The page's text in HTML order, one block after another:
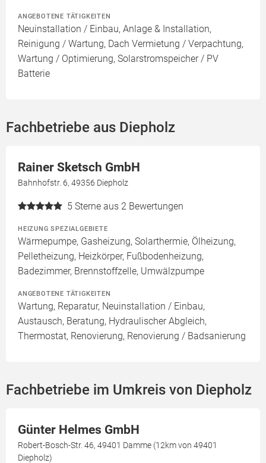
ANGEBOTENE TÄTIGKEITEN
Neuinstallation / Einbau, Anlage & Installation,
Reinigung / Wartung, Dach Vermietung / Verpachtung,
Wartung / Optimierung, Solarstromspeicher / PV
Batterie
Fachbetriebe aus Diepholz
Rainer Sketsch GmbH
Bahnhofstr. 6, 49356 Diepholz
5 Sterne aus 2 Bewertungen
HEIZUNG SPEZIALGEBIETE
Wärmepumpe, Gasheizung, Solarthermie, Ölheizung,
Pelletheizung, Heizkörper, Fußbodenheizung,
Badezimmer, Brennstoffzelle, Umwälzpumpe
ANGEBOTENE TÄTIGKEITEN
Wartung, Reparatur, Neuinstallation / Einbau,
Austausch, Beratung, Hydraulischer Abgleich,
Thermostat, Renovierung, Renovierung / Badsanierung
Fachbetriebe im Umkreis von Diepholz
Günter Helmes GmbH
Robert-Bosch-Str. 46, 49401 Damme (12km von 49401
Diepholz)